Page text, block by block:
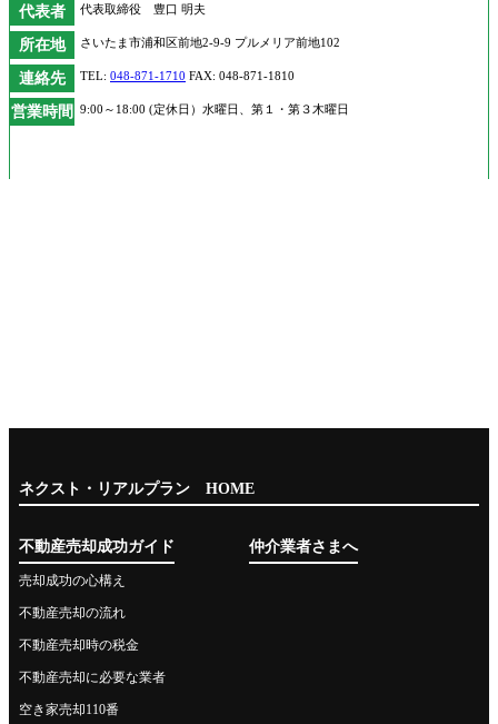
代表者 代表取締役 豊口 明夫
所在地 さいたま市浦和区前地2-9-9 プルメリア前地102
連絡先 TEL: 048-871-1710 FAX: 048-871-1810
営業時間 9:00～18:00 (定休日）水曜日、第１・第３木曜日
ネクスト・リアルプラン HOME
不動産売却成功ガイド
売却成功の心構え
不動産売却の流れ
不動産売却時の税金
不動産売却に必要な業者
空き家売却110番
仲介業者さまへ